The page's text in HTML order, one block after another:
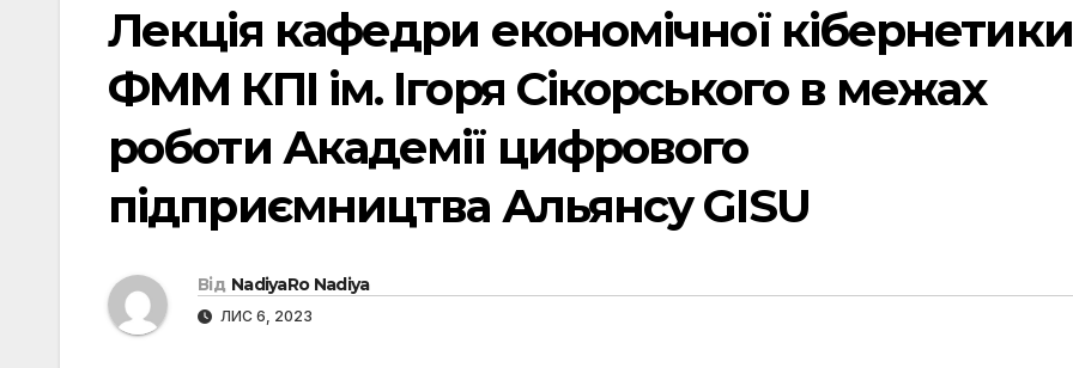
Лекція кафедри економічної кібернетики
ФММ КПІ ім. Ігоря Сікорського в межах
роботи Академії цифрового
підприємництва Альянсу GISU
Від NadiyaRo Nadiya
ЛИС 6, 2023